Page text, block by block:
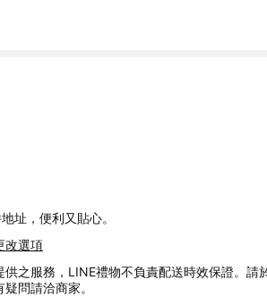
址，便利又貼心。
改選項
供之服務，LINE禮物不負責配送時效保證。請
問請洽商家。